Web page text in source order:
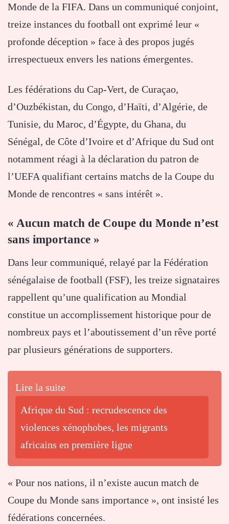
Monde de la FIFA. Dans un communiqué conjoint,
treize instances du football ont exprimé leur «
profonde déception » face à des propos jugés
irrespectueux envers les nations émergentes.
Les fédérations du Cap-Vert, de Curaçao,
d’Ouzbékistan, du Congo, d’Haïti, d’Algérie, de
Tunisie, du Maroc, d’Égypte, du Ghana, du
Sénégal, de Côte d’Ivoire et d’Afrique du Sud ont
notamment réagi à la déclaration du patron de
l’UEFA qualifiant certains matchs de la Coupe du
Monde de rencontres « sans intérêt ».
« Aucun match de Coupe du Monde n’est
sans importance »
Dans leur communiqué, relayé par la Fédération
sénégalaise de football (FSF), les treize signataires
rappellent qu’une qualification au Mondial
constitue un accomplissement historique pour de
nombreux pays et l’aboutissement d’un rêve porté
par plusieurs générations de supporters.
Lire la suite
Afrique du Sud : recrudescence des
violences xénophobes, les migrants
africains en première ligne
« Pour nos nations, il n’existe aucun match de
Coupe du Monde sans importance », ont insisté les
fédérations concernées.